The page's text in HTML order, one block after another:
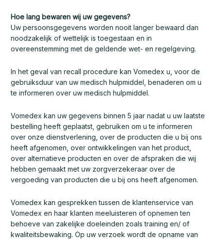
Hoe lang bewaren wij uw gegevens?
Uw persoonsgegevens worden nooit langer bewaard dan
noodzakelijk of wettelijk is toegestaan en in
overeenstemming met de geldende wet- en regelgeving.
In het geval van recall procedure kan Vomedex u, voor de
gebruiksduur van uw medisch hulpmiddel, benaderen om u
te informeren over uw medisch hulpmiddel.
Vomedex kan uw gegevens binnen 5 jaar nadat u uw laatste
bestelling heeft geplaatst, gebruiken om u te informeren
over onze dienstverlening, over de producten die u bij ons
heeft afgenomen, over ontwikkelingen van het product,
over alternatieve producten en over de afspraken die wij
hebben gemaakt met uw zorgverzekeraar over de
vergoeding van producten die u bij ons heeft afgenomen.
Vomedex kan gesprekken tussen de klantenservice van
Vomedex en haar klanten meeluisteren of opnemen ten
behoeve van zakelijke doeleinden zoals training en/ of
kwaliteitsbewaking. Op uw verzoek wordt de opname van